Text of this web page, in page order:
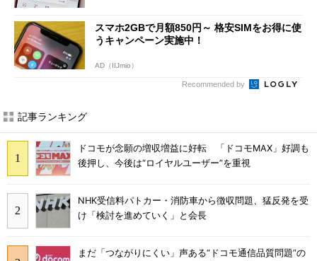
スマホ2GBで月額850円～ 格安SIMをお得に使
うキャンペーン実施中！
AD（IIJmio）
Recommended by
記事ランキング
ドコモが念願の増収増益に好転 「ドコモMAX」好調も
後押し、今後は“ロイヤルユーザー”を重視
NHK受信料パトカー・消防車から徴収問題、猛反発を受
け「検討を進めていく」と会長
まだ「つながりにくい」声ある“ドコモ通信品質問題”の